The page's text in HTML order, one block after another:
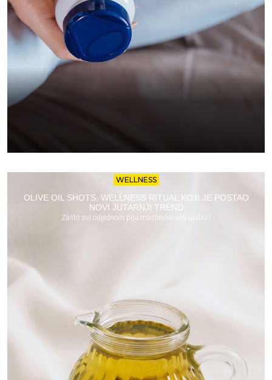
WELLNESS
OLIVE OIL SHOTS: WELLNESS RITUAL KOJI JE POSTAO
NOVI JUTARNJI TREND
Zašto svi odjednom piju maslinovo ulje ujutru?